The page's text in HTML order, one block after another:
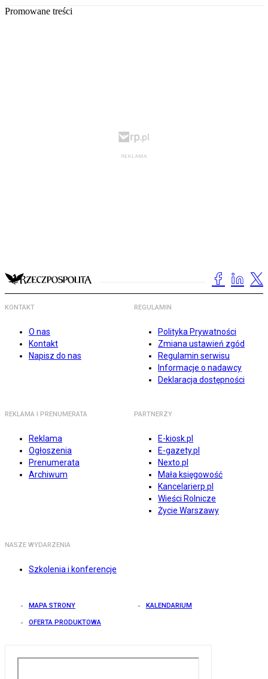
Promowane treści
KONTAKT
O nas
Kontakt
Napisz do nas
REGULAMIN
Polityka Prywatności
Zmiana ustawień zgód
Regulamin serwisu
Informacje o nadawcy
Deklaracja dostępności
REKLAMA I PRENUMERATA
Reklama
Ogłoszenia
Prenumerata
Archiwum
PARTNERZY
E-kiosk.pl
E-gazety.pl
Nexto.pl
Mała księgowość
Kancelarierp.pl
Wieści Rolnicze
Życie Warszawy
NASZE WYDARZENIA
Szkolenia i konferencje
MAPA STRONY KALENDARIUM
OFERTA PRODUKTOWA